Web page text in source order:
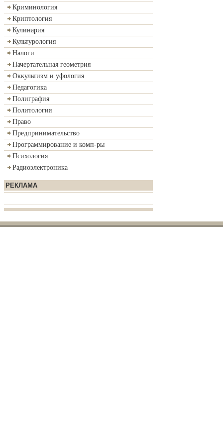
Криминология
Криптология
Кулинария
Культурология
Налоги
Начертательная геометрия
Оккультизм и уфология
Педагогика
Полиграфия
Политология
Право
Предпринимательство
Программирование и комп-ры
Психология
Радиоэлектроника
РЕКЛАМА